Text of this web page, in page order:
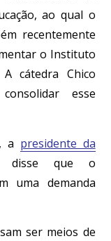
ao qual o
recentemente
o Instituto
cátedra Chico
esse
a presidente da
disse que o
uma demanda
ser meios de